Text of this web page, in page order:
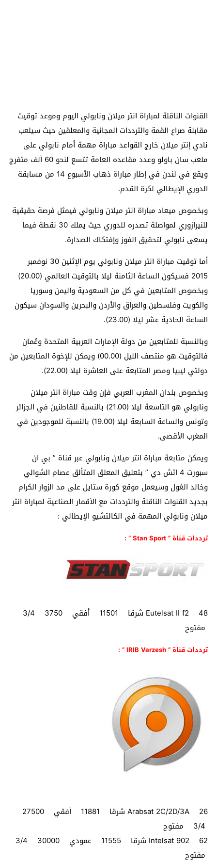
القنوات الناقلة لمباراة انتر ميلان ونابولي اليوم وموعد توقيت
مقابلة صراع القمة والترددات المجانية والمعلقين حيث سيلعب
نادي إنتر ميلان خارج القواعد مباراة مهمة أمام نابولي على
ملعب سان باولو وعدد مقاعده العامة تتسع لنحو 60 ألف متفرج
ويقع في لندن في إطار مباراة ذهاب الأسبوع 14 من مسابقة
الدوري الإيطالي لكرة القدم.
وبخصوص ميعاد مباراة انتر ميلان ونابولي فيمثل فرصة حقيقية
للنيرازوري لمواصلة تصدره للدوري حيث يملك 30 نقطة فيما
يسعى نابولي لتحقيق الفوز وإفتكاك الصدارة.
أما توقيت مباراة انتر ميلان ونابولي يوم الإثنين 30 نوفمبر
2015 فسيكون الساعة الثامنة ليلا بالتوقيت العالمي (20.00)
وبخصوص المتابعين في كل من السعودية واليمن وسوريا
والكويت وفلسطين والعراق والأردن والبحرين والسودان سيكون
الساعة الحادية عشر ليلا (23.00).
وبالنسبة للمتابعين من دولة الإمارات العربية المتحدة وعُمان
فالتوقيت هو منتصف الليل (00.00) ويمكن للإخوة المتابعين من
دولتي ليبيا ومصر المتابعة على العاشرة ليلا (22.00).
وبخصوص بلدان المغرب العربي فإن وقت مباراة انتر ميلان
ونابولي هو التاسعة ليلا (21.00) بالنسبة للقاطنين في الجزائر
وتونس والساعة السابعة ليلا (19.00) بالنسبة للموجودين في
المغرب الأقصى.
ويمكن متابعة مباراة انتر ميلان ونابولي عبر قناة ” بي ان
سبورت 4 اتش دي ” بتعليق المعلق المتألق عصام الشوالي
وخالد الغول وسيعمل موقع كورة ستايل على مد الزوار الكرام
بجديد القنوات الناقلة والترددات مع الأقمار الصناعية لمباراة انتر
ميلان ونابولي المهمة في الكالتشيو الإيطالي :
ترددات قناة ” Stan Sport ” :
مفتوح
ترددات قناة ” IRIB Varzesh ” :
مفتوح